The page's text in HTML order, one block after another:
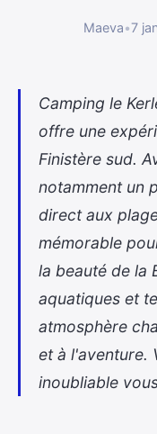
Maeva•7
Camping le
offre une
Finistère sud.
notamment un
direct aux
mémorable
la beauté de la
aquatiques et
atmosphère
et à l'aventure.
inoubliable